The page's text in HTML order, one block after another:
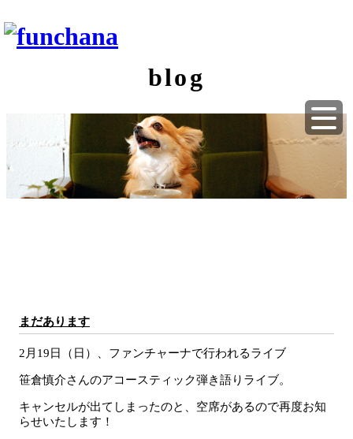
blog
まだあります
2月19日（日）、ファンチャーナで行われるライブ
笹倉慎介さんのアコースティック弾き語りライブ。
キャンセルが出てしまったのと、空席があるので再度お知
らせいたします！